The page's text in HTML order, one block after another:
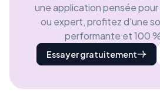
une application pensée
ou expert, profitez d'une
performante et 100
Essayer gratuitement